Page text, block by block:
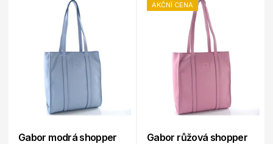
Gabor modrá shopper
AKČNÍ CENA
Gabor růžová shopper